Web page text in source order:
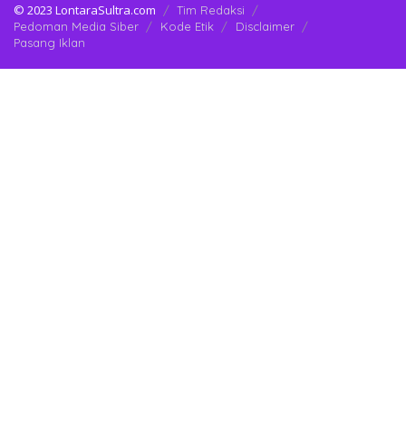
© 2023 LontaraSultra.com
Tim Redaksi
Pedoman Media Siber
Kode Etik
Disclaimer
Pasang Iklan